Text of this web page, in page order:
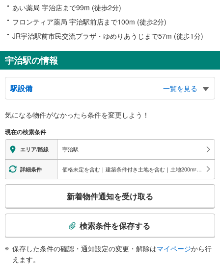
あい薬局 宇治店まで99m (徒歩2分)
フロンティア薬局 宇治駅前店まで100m (徒歩2分)
JR宇治駅前市民交流プラザ・ゆめりあうじまで57m (徒歩1分)
宇治駅の情報
駅設備
一覧を見る
※段差なしでの移動経路
地上⇔改札⇔ホーム：○
エレベータ
・各ホーム⇔改札
・改札⇔北口
・改札⇔南口
エスカレータ
・改札⇔北口
・改札⇔南口
《車椅子対応》《ベビーベッド》
・改札内
その他
気になる物件がなかったら条件を変更しよう！
現在の検索条件
エリア/路線 宇治駅
詳細条件 価格未定を含む｜建築条件付き土地を含む｜土地200m2 以上
検
新着物件通知を受け取る
検索条件を保存する
保存した条件の確認・通知設定の変更・解除はマイページから行
えます。